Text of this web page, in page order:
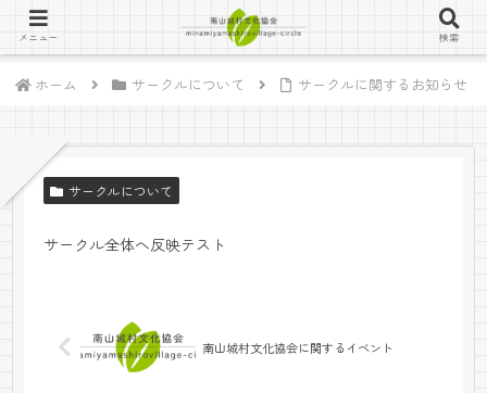
ホーム サークルについて サークルに関するお知らせ
サークルについて
サークル全体へ反映テスト
南山城村文化協会に関するイベント
メニュー 検索